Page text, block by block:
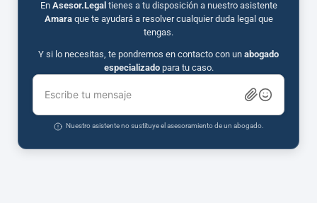
En Asesor.Legal tienes a tu disposición a nuestro asistente
Amaraque te ayudará a resolver cualquier duda legal que
tengas.
Y si lo necesitas, te pondremos en contacto con un abogado
especializadopara tu caso.
Escribe tu mensaje
Nuestro asistente no sustituye el asesoramiento de un abogado.